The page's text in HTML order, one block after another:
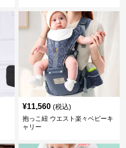
¥11,560 (税込)
抱っこ紐 ウエスト楽々ベビーキ
ャリー